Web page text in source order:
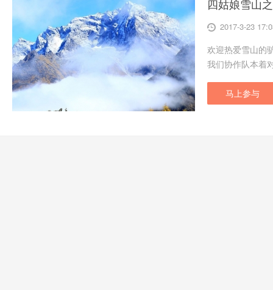
2017-3-23
欢迎热爱雪山的
我们协作队本着
马上参与